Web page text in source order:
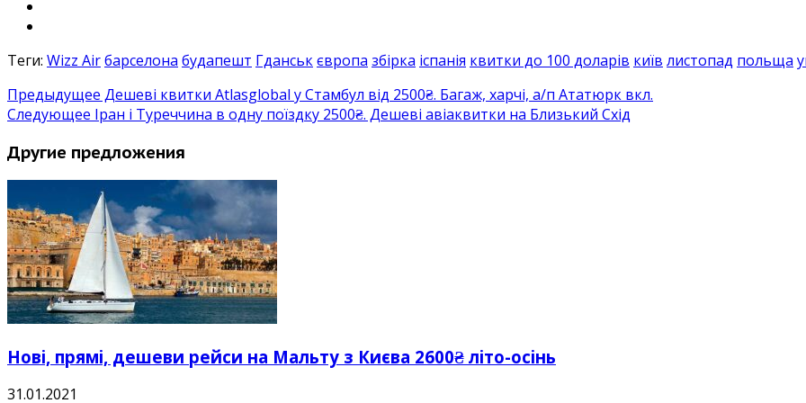
Теги: Wizz Airбарселона будапешт Гданськєвропа збірка іспанія квитки до 100 доларів київ листопад польща
Предыдущее Дешеві квитки Atlasglobal у Стамбул від 2500₴. Багаж, харчі, а/п Ататюрк вкл.
Следующее Іран і Туреччина в одну поїздку 2500₴. Дешеві авіаквитки на Близький Схід
Другие предложения
Нові, прямі, дешеви рейси на Мальту з Києва 2600₴ літо-осінь
31.01.2021